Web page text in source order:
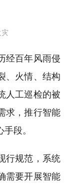
经百年风雨侵
、火情、结构
人工巡检的被
求，推行智能
段。
行规范，系统
需要开展智能